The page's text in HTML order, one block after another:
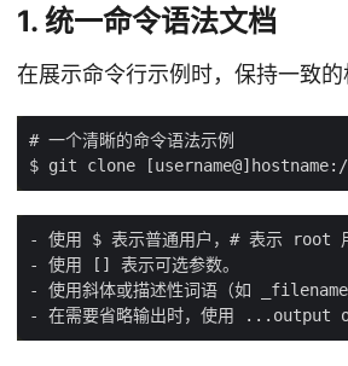
1. 统一命令语法文档
在展示命令行示例时，保持一致的